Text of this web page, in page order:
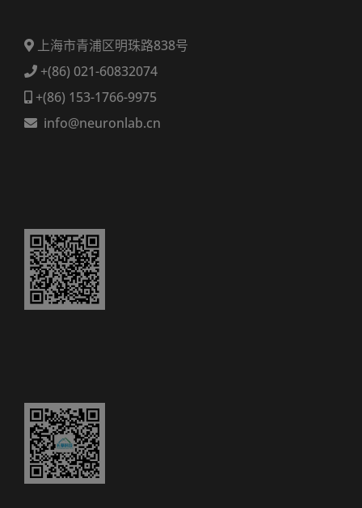
上海市青浦区明珠路838号
+(86) 021-60832074
+(86) 153-1766-9975
info@neuronlab.cn